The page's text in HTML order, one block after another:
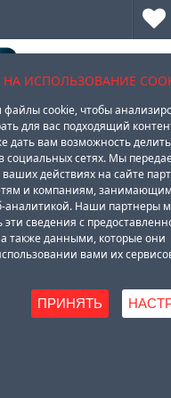
масла, смазки
розницу
8 (929)569-
LOCTITE
НОВОСТИ
КЛЕИ » Loctite AA F246/INI5
НА ИСПОЛЬЗОВАНИЕ
cookie, чтобы
для вас подходящий
дать вам возможность
социальных сетях. Мы
действиях на сайте
и компаниям,
аналитикой. Наши партнеры
эти сведения с
также данными, которые они
вами их
ПРИНЯТЬ